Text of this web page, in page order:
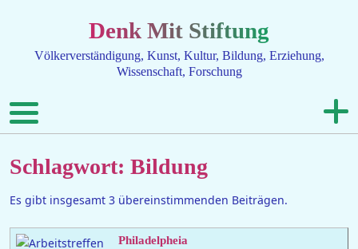
Denk Mit Stiftung
Völkerverständigung, Kunst, Kultur, Bildung, Erziehung,
Wissenschaft, Forschung
Schlagwort: Bildung
Es gibt insgesamt 3 übereinstimmenden Beiträgen.
Philadelpheia